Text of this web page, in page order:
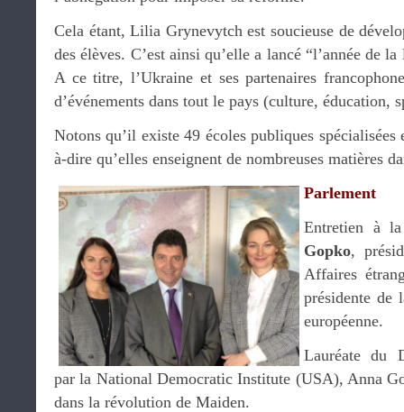
Cela étant, Lilia Grynevytch est soucieuse de
des élèves. C’est ainsi qu’elle a lancé “l’année de
A ce titre, l’Ukraine et ses partenaires
d’événements dans tout le pays (culture, éducation,
Notons qu’il existe 49 écoles publiques spécialisées
à-dire qu’elles enseignent de nombreuses matières
Parlement
Entretien à
Gopko,
Affaires
présidente de
européenne.
Lauréate du
par la National Democratic Institute (USA), Anna
dans la révolution de Maiden.